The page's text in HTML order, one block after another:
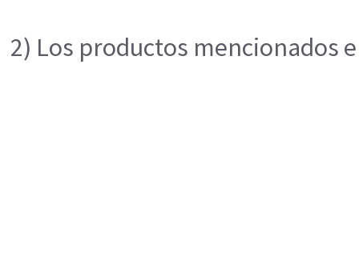
2) Los productos mencionados